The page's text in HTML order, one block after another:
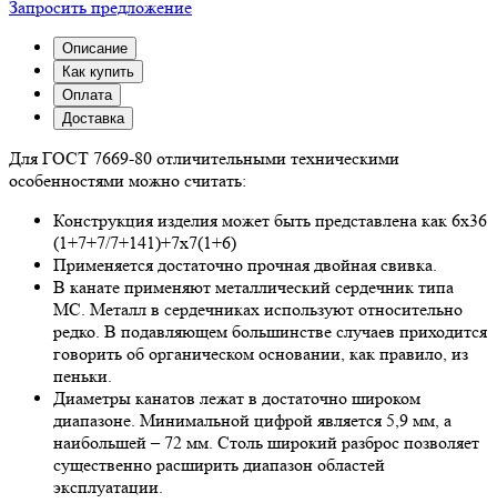
Запросить предложение
Описание
Как купить
Оплата
Доставка
Для ГОСТ 7669-80 отличительными техническими
особенностями можно считать:
Конструкция изделия может быть представлена как 6x36
(1+7+7/7+141)+7x7(1+6)
Применяется достаточно прочная двойная свивка.
В канате применяют металлический сердечник типа
МС. Металл в сердечниках используют относительно
редко. В подавляющем большинстве случаев приходится
говорить об органическом основании, как правило, из
пеньки.
Диаметры канатов лежат в достаточно широком
диапазоне. Минимальной цифрой является 5,9 мм, а
наибольшей – 72 мм. Столь широкий разброс позволяет
существенно расширить диапазон областей
эксплуатации.